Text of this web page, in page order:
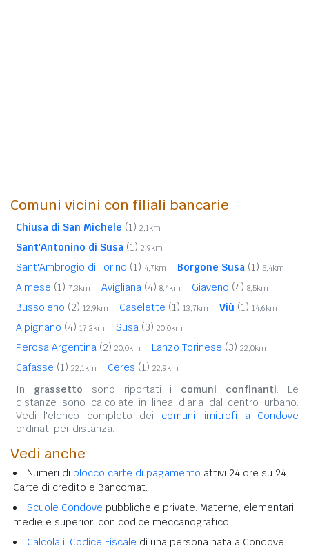
Comuni vicini con filiali bancarie
Chiusa di San Michele (1) 2,1km
Sant'Antonino di Susa (1) 2,9km
Sant'Ambrogio di Torino (1) 4,7km Borgone Susa (1) 5,4km
Almese (1) 7,3km Avigliana (4) 8,4km Giaveno (4) 8,5km
Bussoleno (2) 12,9km Caselette (1) 13,7km Viù (1) 14,6km
Alpignano (4) 17,3km Susa (3) 20,0km
Perosa Argentina (2) 20,0km Lanzo Torinese (3) 22,0km
Cafasse (1) 22,1km Ceres (1) 22,9km
In grassetto sono riportati i comuni confinanti. Le
distanze sono calcolate in linea d'aria dal centro urbano.
Vedi l'elenco completo dei comuni limitrofi a Condove
ordinati per distanza.
Vedi anche
Numeri di blocco carte di pagamento attivi 24 ore su 24.
Carte di credito e Bancomat.
Scuole Condove pubbliche e private. Materne, elementari,
medie e superiori con codice meccanografico.
Calcola il Codice Fiscale di una persona nata a Condove.